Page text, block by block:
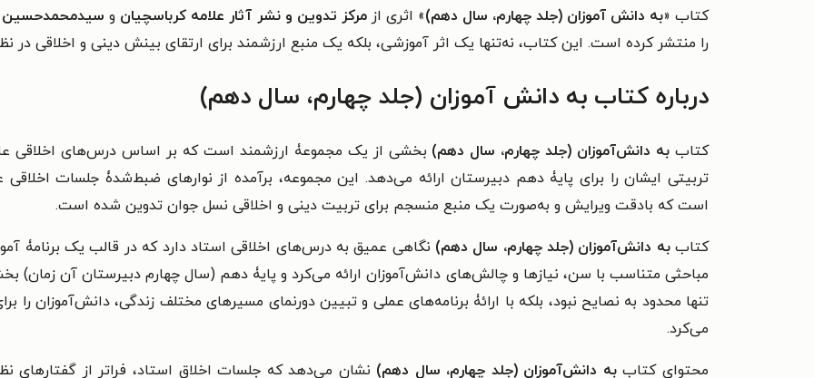
کتاب «به دانش آموزان (جلد چهارم، سال دهم)» اثری از مرکز تدوین و نشر آثار علامه کرباسچیان و سیدمحمدحسین
را منتشر کرده است. این کتاب، نه‌تنها یک اثر آموزشی، بلکه یک منبع ارزشمند برای ارتقای بینش دینی و اخلاقی
درباره کتاب به دانش آموزان (جلد چهارم، سال دهم)
کتاب به دانش‌آموزان (جلد چهارم، سال دهم) بخشی از یک مجموعۀ ارزشمند است که بر اساس درس‌های اخلاقی
است که بادقت ویرایش و به‌صورت یک منبع منسجم برای تربیت دینی و اخلاقی نسل جوان تدوین شده است.
کتاببه دانش‌آموزان (جلد چهارم، سال دهم)
مباحثی متناسب با سن، نیازها و چالش‌های دانش‌آموزان ارائه می‌کرد و پایۀ دهم (سال چهارم دبیرستان آن زمان)
تنها محدود به نصایح نبود، بلکه با ارائۀ برنامه‌های عملی و تبیین دورنمای مسیرهای مختلف زندگی،
می‌کرد.
محتوای کتاببه دانش‌آموزان (جلد چهارم، سال دهم) نشان می‌دهد که جلسات اخلاق استاد، فراتر از گفتارهای